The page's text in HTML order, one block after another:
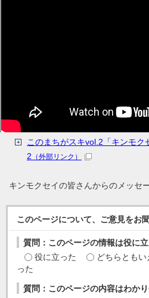
このまちがスキvol.2「キンモク
2 （外部リンク）
キンモクセイの皆さんからのメッセ
このページについて、ご意見をお
質問：このページの情報は役に
役に立った
どちらともい
った
質問：このページの内容はわか